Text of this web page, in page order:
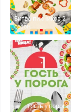
Битва пикников 2
сезон
Гость у порога